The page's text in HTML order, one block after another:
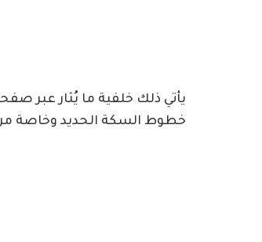
يأتي ذلك خلفية ما يُثار عبر
خطوط السكة الحديد وخاصة من